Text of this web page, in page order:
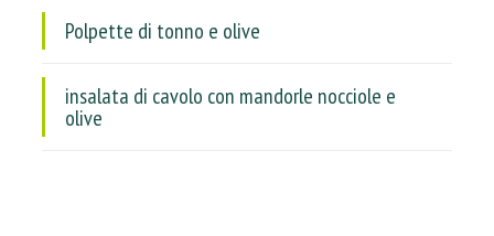
Polpette di tonno e olive
insalata di cavolo con mandorle nocciole e
olive